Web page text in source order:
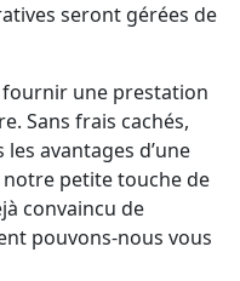
seront gérées de
une prestation
Sans frais cachés,
avantages d’une
petite touche de
convaincu de
pouvons-nous vous